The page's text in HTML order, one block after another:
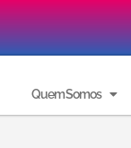
Quem Somos